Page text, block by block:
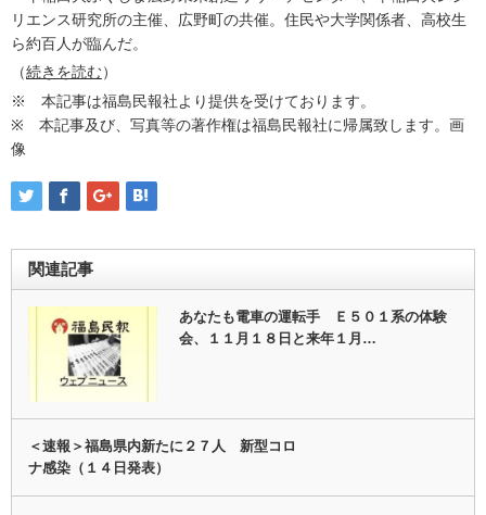
リエンス研究所の主催、広野町の共催。住民や大学関係者、高校生
ら約百人が臨んだ。
（続きを読む）
※ 本記事は福島民報社より提供を受けております。
※ 本記事及び、写真等の著作権は福島民報社に帰属致します。画
像
関連記事
あなたも電車の運転手 Ｅ５０１系の体験
会、１１月１８日と来年１月…
＜速報＞福島県内新たに２７人 新型コロ
ナ感染（１４日発表）